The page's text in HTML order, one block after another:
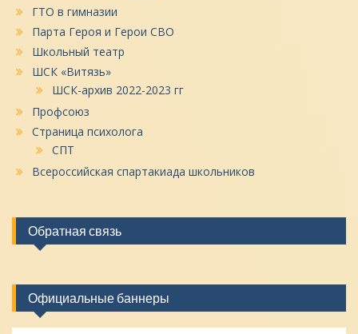
ГТО в гимназии
Парта Героя и Герои СВО
Школьный театр
ШСК «Витязь»
ШСК-архив 2022-2023 гг
Профсоюз
Страница психолога
СПТ
Всероссийская спартакиада школьников
Обратная связь
Официальные баннеры